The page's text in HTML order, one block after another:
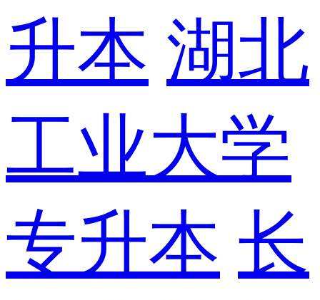
升本 湖北
工业大学
专升本 长